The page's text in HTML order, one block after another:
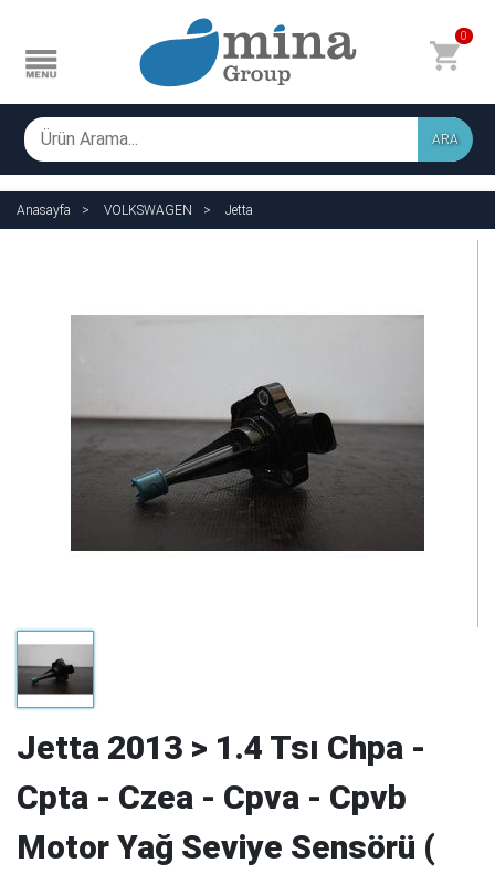
0
ARA
Anasayfa VOLKSWAGEN Jetta
Jetta 2013 > 1.4 Tsı Chpa -
Cpta - Czea - Cpva - Cpvb
Motor Yağ Seviye Sensörü (